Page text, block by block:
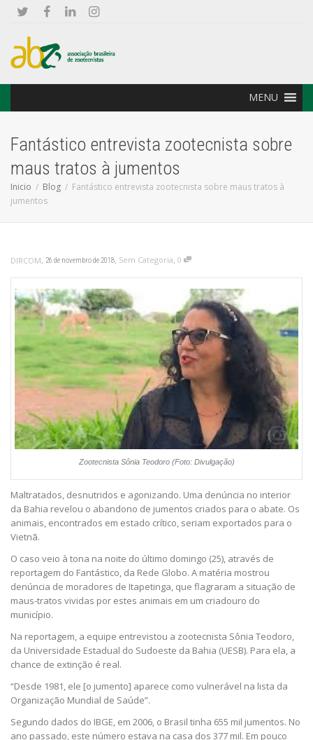
MENU
Fantástico entrevista zootecnista sobre
maus tratos à jumentos
Inicio Blog
Fantástico entrevista zootecnista sobre maus tratos à
jumentos
DIRCOM, 26 de novembro de 2018, Sem Categoria, 0
Zootecnista Sônia Teodoro (Foto: Divulgação)
Maltratados, desnutridos e agonizando. Uma denúncia no interior
da Bahia revelou o abandono de jumentos criados para o abate. Os
animais, encontrados em estado crítico, seriam exportados para o
Vietnã.
O caso veio à tona na noite do último domingo (25), através de
reportagem do Fantástico, da Rede Globo. A matéria mostrou
denúncia de moradores de Itapetinga, que flagraram a situação de
maus-tratos vividas por estes animais em um criadouro do
município.
Na reportagem, a equipe entrevistou a zootecnista Sônia Teodoro,
da Universidade Estadual do Sudoeste da Bahia (UESB). Para ela, a
chance de extinção é real.
“Desde 1981, ele [o jumento] aparece como vulnerável na lista da
Organização Mundial de Saúde”.
Segundo dados do IBGE, em 2006, o Brasil tinha 655 mil jumentos. No
ano passado, este número estava na casa dos 377 mil. Em pouco